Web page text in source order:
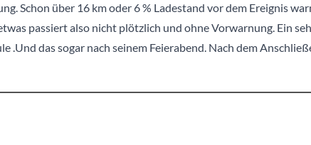
Schon über 16 km oder 6 % Ladestand vor dem Ereignis
passiert also nicht plötzlich und ohne Vorwarnung. Ein
.Und das sogar nach seinem Feierabend. Nach dem